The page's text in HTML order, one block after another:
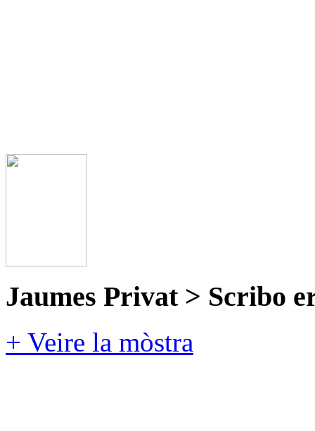
Jaumes Privat > Scribo
+ Veire la mòstra